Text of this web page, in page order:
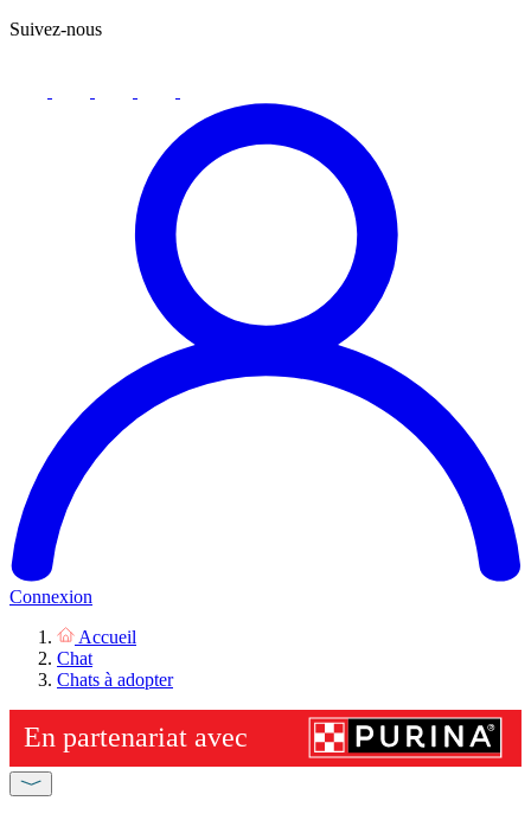
Suivez-nous
Connexion
Accueil
Chat
Chats à adopter